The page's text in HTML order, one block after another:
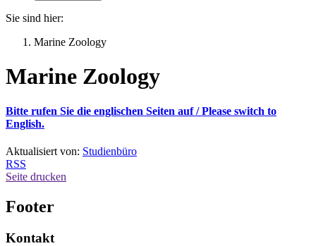
Sie sind hier:
Marine Zoology
Marine Zoology
Bitte rufen Sie die englischen Seiten auf /Please switch to
English.
Aktualisiert von: Studienbüro
RSS
Seite drucken
Footer
Kontakt